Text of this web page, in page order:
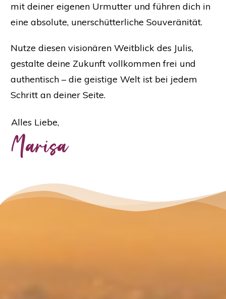
mit deiner eigenen Urmutter und führen dich in
eine absolute, unerschütterliche Souveränität.
Nutze diesen visionären Weitblick des Julis,
gestalte deine Zukunft vollkommen frei und
authentisch – die geistige Welt ist bei jedem
Schritt an deiner Seite.
Alles Liebe,
Marisa